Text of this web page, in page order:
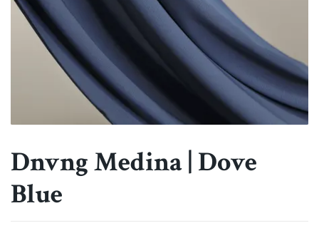
Dnvng Medina | Dove
Blue